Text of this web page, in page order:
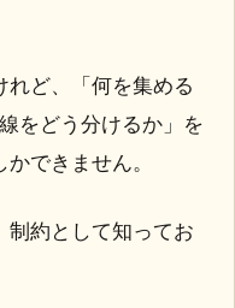
ど、「何を集める
をどう分けるか」を
できません。
制約として知ってお